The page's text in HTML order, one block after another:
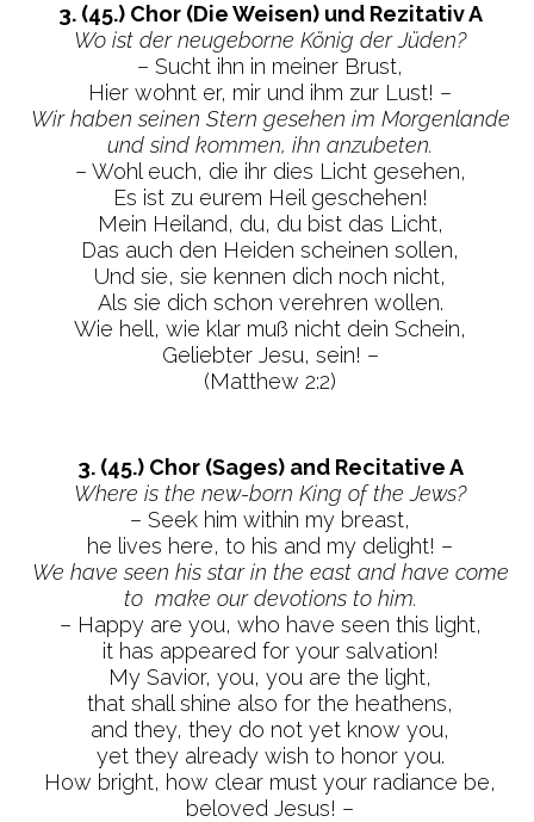
3. (45.) Chor (Die Weisen) und Rezitativ A
Wo ist der neugeborne König der Jüden?
– Sucht ihn in meiner Brust,
Hier wohnt er, mir und ihm zur Lust! –
Wir haben seinen Stern gesehen im Morgenlande
und sind kommen, ihn anzubeten.
– Wohl euch, die ihr dies Licht gesehen,
Es ist zu eurem Heil geschehen!
Mein Heiland, du, du bist das Licht,
Das auch den Heiden scheinen sollen,
Und sie, sie kennen dich noch nicht,
Als sie dich schon verehren wollen.
Wie hell, wie klar muß nicht dein Schein,
Geliebter Jesu, sein! –
(Matthew 2:2)
3. (45.) Chor (Sages) and Recitative A
Where is the new-born King of the Jews?
– Seek him within my breast,
he lives here, to his and my delight! –
We have seen his star in the east and have come
to make our devotions to him.
– Happy are you, who have seen this light,
it has appeared for your salvation!
My Savior, you, you are the light,
that shall shine also for the heathens,
and they, they do not yet know you,
yet they already wish to honor you.
How bright, how clear must your radiance be,
beloved Jesus! –